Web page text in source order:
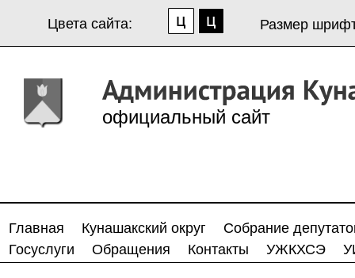
Цвета сайта: Размер
официальный сайт
Главная Кунашакский округ
Собрание
Госуслуги
Обращения Контакты УЖКХСЭ